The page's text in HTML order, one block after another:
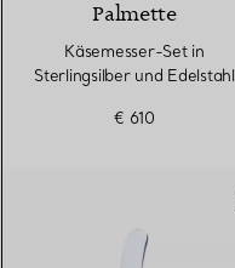
Palmette
Käsemesser-Set in
Sterlingsilber und Edelstahl
€ 610